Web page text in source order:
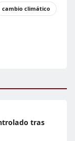
cambio climático
tras